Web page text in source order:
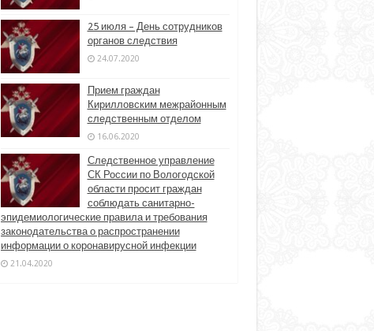
25 июля – День сотрудников
органов следствия
24.07.2020
Прием граждан
Кирилловским межрайонным
следственным отделом
16.06.2020
Следственное управление
СК России по Вологодской
области просит граждан
соблюдать санитарно-
эпидемиологические правила и требования
законодательства о распространении
информации о коронавирусной инфекции
21.04.2020